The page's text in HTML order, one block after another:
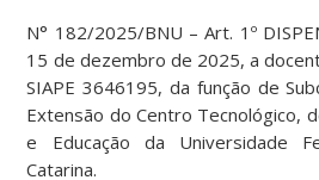
N° 182/2025/BNU – Art. 1º
15 de dezembro de 2025, a
SIAPE 3646195, da função de
Extensão do Centro Tecnológico,
e Educação da Universidade
Catarina.